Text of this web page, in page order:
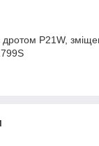
P21W,